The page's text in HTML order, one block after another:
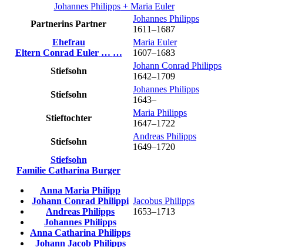
Johannes Philipps+ Maria Euler
Partnerins Partner
Johannes Philipps
1611–1687
Ehefrau
Eltern Conrad Euler … …
Maria Euler
1607–1683
Stiefsohn
Johann Conrad Philipps
1642–1709
Stiefsohn
Johannes Philipps
1643–
Stieftochter
Maria Philipps
1647–1722
Stiefsohn
Andreas Philipps
1649–1720
Stiefsohn
Familie Catharina Burger
Anna Maria Philipp
Johann Conrad Philippi
Andreas Philipps
Johannes Philipps
Anna Catharina Philipps
Johann Jacob Philipps
Jacobus Philipps
1653–1713